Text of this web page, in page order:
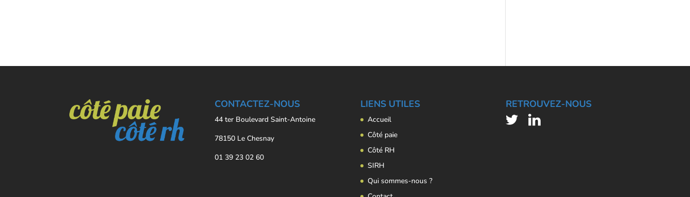
CONTACTEZ-NOUS
44 ter Boulevard Saint-Antoine
78150 Le Chesnay
01 39 23 02 60
LIENS UTILES
Accueil
Côté paie
Côté RH
SIRH
Qui sommes-nous ?
RETROUVEZ-NOUS